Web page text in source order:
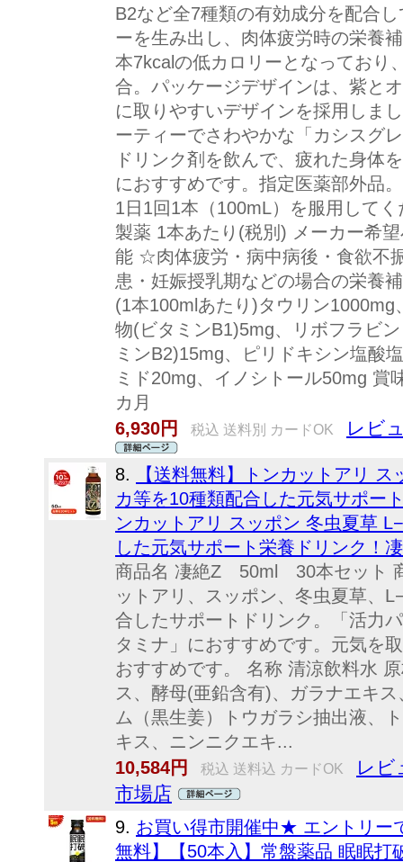
B2など全7種類の有効成分を配合
ーを生み出し、肉体疲労時の栄養
本7kcalの低カロリーとなっており
合。パッケージデザインは、紫と
に取りやすいデザインを採用しま
ーティーでさわやかな「カシスグ
ドリンク剤を飲んで、疲れた身体
におすすめです。指定医薬部外品
1日1回1本（100mL）を服用して
製薬 1本あたり(税別) メーカー希
能 ☆肉体疲労・病中病後・食欲不
患・妊娠授乳期などの場合の栄
(1本100mlあたり)タウリン
物(ビタミンB1)5mg、リボフラビ
ミンB2)15mg、ピリドキシン塩酸
ミド20mg、イノシトール50mg 賞
カ月
6,930円
税込 送料別 カードOK レビ
8.
【送料無料】トンカットアリ
カ等を10種類配合した元気サポー
ンカットアリ スッポン 冬虫夏草
した元気サポート栄養ドリンク！
商品名 凄絶Z 50ml 30本セット
ットアリ、スッポン、冬虫夏草、
合したサポートドリンク。「活力
タミナ」におすすめです。元気を
おすすめです。 名称 清涼飲料水
ス、酵母(亜鉛含有)、ガラナエキ
ム（黒生姜）トウガラシ抽出液、
キス、ニンニクエキ...
10,584円
税込 送料込 カードOK
レビ
市場店
9. お買い得市開催中★ エントリ
無料】【50本入】常盤薬品 眠眠打